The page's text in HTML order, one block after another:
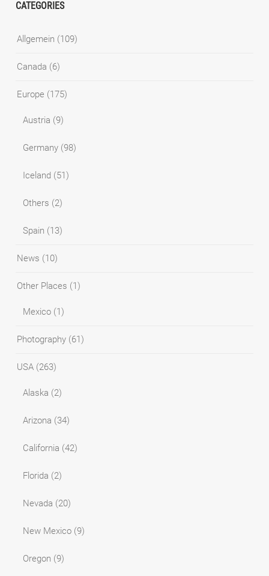
CATEGORIES
Allgemein (109)
Canada (6)
Europe (175)
Austria (9)
Germany (98)
Iceland (51)
Others (2)
Spain (13)
News (10)
Other Places (1)
Mexico (1)
Photography (61)
USA (263)
Alaska (2)
Arizona (34)
California (42)
Florida (2)
Nevada (20)
New Mexico (9)
Oregon (9)